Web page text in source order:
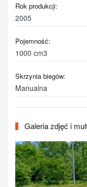
Rok produkcji:
2005
Pojemność:
1000 cm3
Skrzynia biegów:
Manualna
Galeria zdjęć i